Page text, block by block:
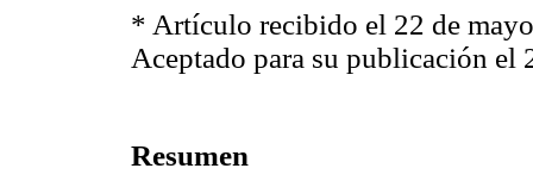
* Artículo recibido el 22 de
Aceptado para su publicación el
Resumen